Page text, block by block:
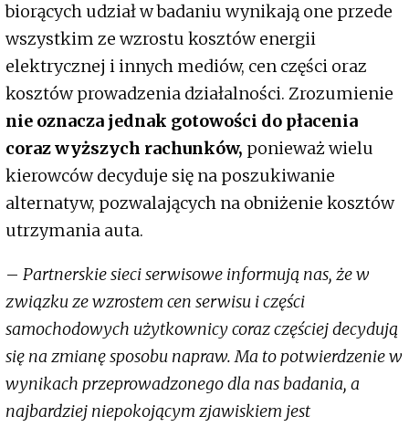
biorących udział w badaniu wynikają one przede
wszystkim ze wzrostu kosztów energii
elektrycznej i innych mediów, cen części oraz
kosztów prowadzenia działalności. Zrozumienie
nie oznacza jednak gotowości do płacenia
coraz wyższych rachunków, ponieważ wielu
kierowców decyduje się na poszukiwanie
alternatyw, pozwalających na obniżenie kosztów
utrzymania auta.
– Partnerskie sieci serwisowe informują nas, że w
związku ze wzrostem cen serwisu i części
samochodowych użytkownicy coraz częściej decydują
się na zmianę sposobu napraw. Ma to potwierdzenie w
wynikach przeprowadzonego dla nas badania, a
najbardziej niepokojącym zjawiskiem jest